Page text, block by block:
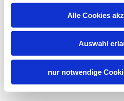
Alle Cookies
Auswahl
nur notwendige